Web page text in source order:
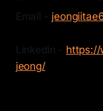
Email -
Linkedin - https://
jeong/